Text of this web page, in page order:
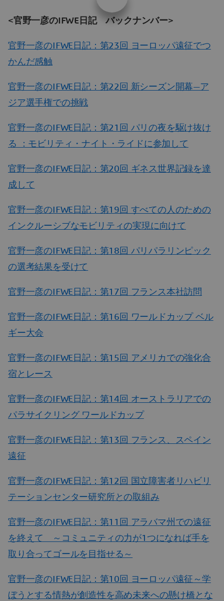
<官野一彦のIFWE日記 バックナンバー>
官野一彦のIFWE日記：第23回 ヨーロッパ遠征でつ
かんだ感触
官野一彦のIFWE日記：第22回 新シーズン開幕—ア
ジア選手権での挑戦
官野一彦のIFWE日記：第21回 パリの夜を駆け抜け
る ：モビリティ・ナイト・ライドに参加して
官野一彦のIFWE日記：第20回 ギネス世界記録を達
成して
官野一彦のIFWE日記：第19回 すべての人のための
インクルーシブなモビリティの実現に向けて
官野一彦のIFWE日記：第18回 パリパラリンピック
の選考結果を受けて
官野一彦のIFWE日記：第17回 フランス本社訪問
官野一彦のIFWE日記：第16回 ワールドカップ ベル
ギー大会
官野一彦のIFWE日記：第15回 アメリカでの強化合
宿とレース
官野一彦のIFWE日記：第14回 オーストラリアでの
パラサイクリング ワールドカップ
官野一彦のIFWE日記：第13回 フランス、スペイン
遠征
官野一彦のIFWE日記：第12回 国立障害者リハビリ
テーションセンター研究所との取組み
官野一彦のIFWE日記：第11回 アラバマ州での遠征
を終えて ～コミュニティの力が1つになれば手を
取り合ってゴールを目指せる～
官野一彦のIFWE日記：第10回 ヨーロッパ遠征～学
ぼうとする情熱が創造性を高め未来への懸け橋とな